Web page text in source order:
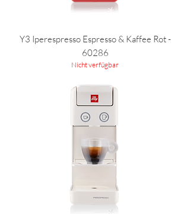
Y3 Iperespresso Espresso & Kaffee Rot -
60286
Nicht verfügbar